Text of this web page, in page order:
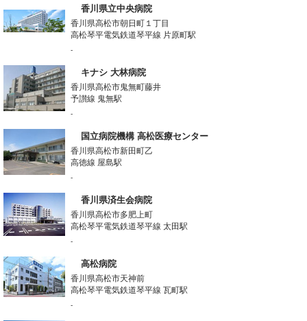
香川県立中央病院
香川県高松市朝日町１丁目
高松琴平電気鉄道琴平線 片原町駅
-
キナシ 大林病院
香川県高松市鬼無町藤井
予讃線 鬼無駅
-
国立病院機構 高松医療センター
香川県高松市新田町乙
高徳線 屋島駅
-
香川県済生会病院
香川県高松市多肥上町
高松琴平電気鉄道琴平線 太田駅
-
高松病院
香川県高松市天神前
高松琴平電気鉄道琴平線 瓦町駅
-